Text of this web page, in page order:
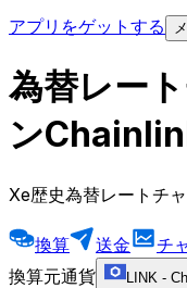
アプリをゲットする
為替レー
ン
Xe歴史為替レートチ
換算 送金 チ
換算元通貨
LINK -